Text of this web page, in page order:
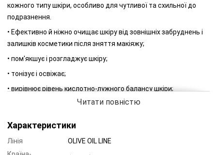
кожного типу шкіри, особливо для чутливої та схильної до
подразнення.
• Ефективно й ніжно очищає шкіру від зовнішніх забруднень і
залишків косметики після зняття макіяжу;
• пом'якшує і розгладжує шкіру;
• тонізує і освіжає;
• вирівнює рівень кислотно-лужного балансу шкіри;
• шкіра стає набагато більш гладкою і зволоженою;
Читати повністю
Характеристики
Лінія
OLIVE OIL LINE